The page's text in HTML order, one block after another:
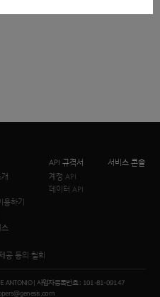
용하기
스
API 규격서
계정 API
데이터 API
서비스 콘솔
공 동의 철회
ANTONIO | 사업자등록번호 : 101-81-09147